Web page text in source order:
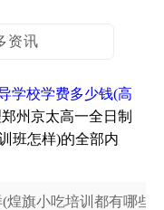
资讯
学校学费多少钱(高
州京太高一全日制
班怎样)的全部内
煌旗小吃培训都有哪些